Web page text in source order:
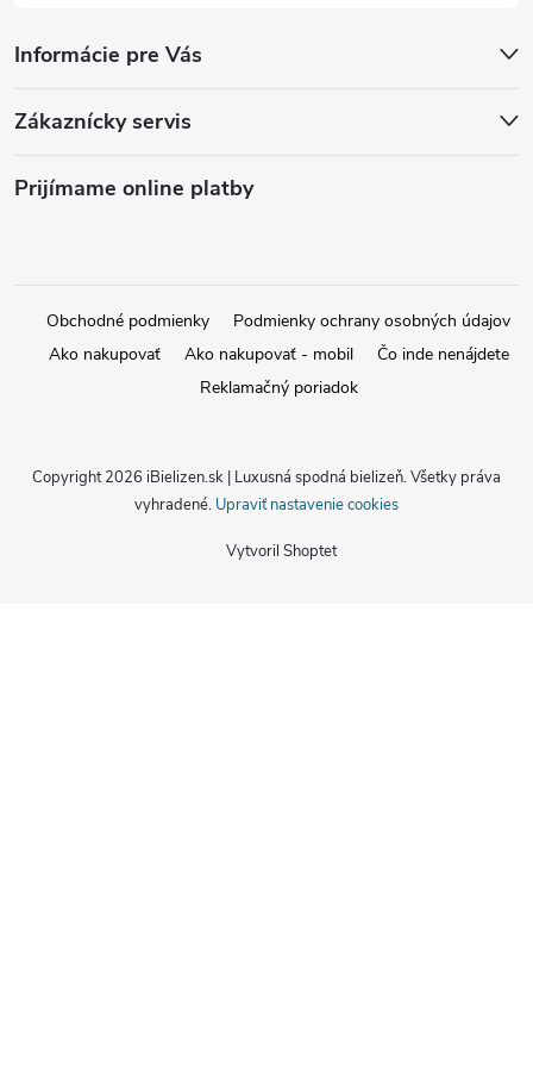
Informácie pre Vás
Zákaznícky servis
Prijímame online platby
Obchodné podmienky
Podmienky ochrany osobných údajov
Ako nakupovať
Ako nakupovať - mobil
Čo inde nenájdete
Reklamačný poriadok
Vytvoril Shoptet
Copyright 2026 iBielizen.sk | Luxusná spodná bielizeň. Všetky práva
vyhradené. Upraviť nastavenie cookies